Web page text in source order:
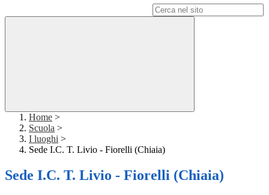
Home >
Scuola >
I luoghi >
Sede I.C. T. Livio - Fiorelli (Chiaia)
Sede I.C. T. Livio - Fiorelli (Chiaia)